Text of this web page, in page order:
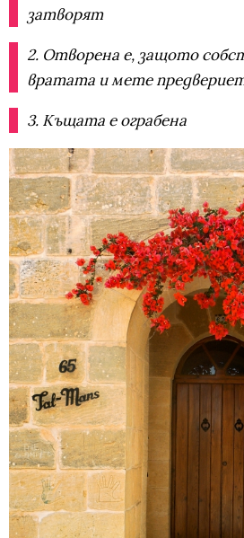
затворят
2. Отворена е, защото
вратата и мете
3. Къщата е ограбена